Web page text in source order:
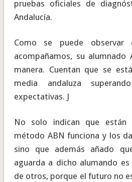
pruebas oficiales de
Andalucía.
Como se puede
acompañamos, su alumnado
manera. Cuentan que se
media andaluza
expectativas. J
No solo indican que están
método ABN funciona y los
sino que además añado
aguarda a dicho alumando
de otros, porque el futuro no